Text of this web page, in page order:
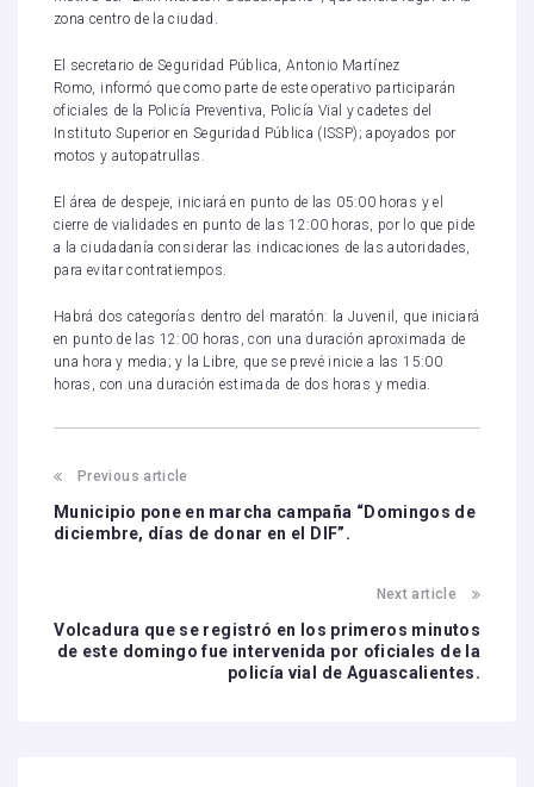
zona centro de la ciudad.
El secretario de Seguridad Pública, Antonio Martínez
Romo, informó que como parte de este operativo participarán
oficiales de la Policía Preventiva, Policía Vial y cadetes del
Instituto Superior en Seguridad Pública (ISSP); apoyados por
motos y autopatrullas.
El área de despeje, iniciará en punto de las 05:00 horas y el
cierre de vialidades en punto de las 12:00 horas, por lo que pide
a la ciudadanía considerar las indicaciones de las autoridades,
para evitar contratiempos.
Habrá dos categorías dentro del maratón: la Juvenil, que iniciará
en punto de las 12:00 horas, con una duración aproximada de
una hora y media; y la Libre, que se prevé inicie a las 15:00
horas, con una duración estimada de dos horas y media.
Previous article
Municipio pone en marcha campaña “Domingos de
diciembre, días de donar en el DIF”.
Next article
Volcadura que se registró en los primeros minutos
de este domingo fue intervenida por oficiales de la
policía vial de Aguascalientes.